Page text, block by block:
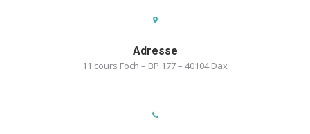
Adresse
11 cours Foch – BP 177 – 40104 Dax